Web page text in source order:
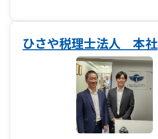
ひさや税理士法人 本社